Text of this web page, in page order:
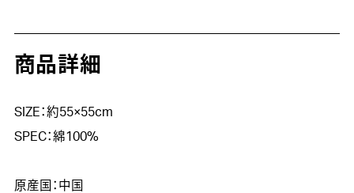
商品詳細
SIZE：約55×55cm
SPEC：綿100%
原産国：中国